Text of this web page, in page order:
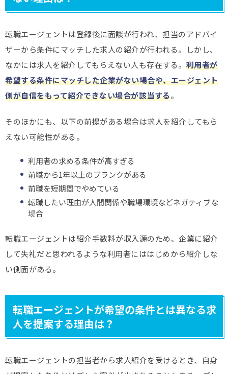
転職エージェントは登録後に面談が行われ、担当のアドバイ
ザーから条件にマッチした求人の紹介が行われる。しかし、
なかには求人を紹介してもらえない人も存在する。 利用者が
希望する条件にマッチした企業がない場合や、エージェント
側が自信をもって紹介できない場合が該当する。
そのほかにも、以下の前提がある場合は求人を紹介してもら
えない可能性がある。
利用者の求める条件が高すぎる
前職から1年以上のブランクがある
前職を短期間でやめている
転職したい理由が人間関係や職場環境などネガティブな
場合
転職エージェントは紹介手数料が収入源のため、企業に紹介
して失礼だと思われるような利用者にははじめから紹介しな
い側面がある。
転職エージェントが希望の条件とは異なる求
人を提案する理由は？
転職エージェントの担当者から求人紹介を受けるとき、自身